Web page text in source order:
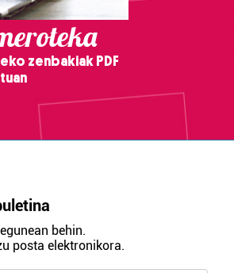
zenbakiak PDF
behin.
posta elektronikora.